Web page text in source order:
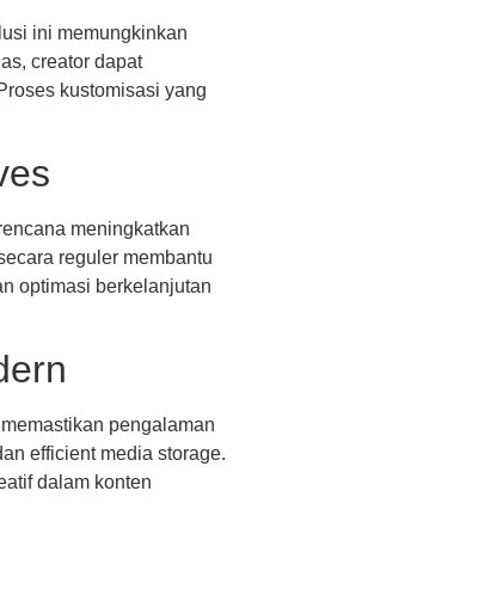
ini memungkinkan
creator dapat
kustomisasi yang
meningkatkan
reguler membantu
optimasi berkelanjutan
pengalaman
efficient media storage.
dalam konten